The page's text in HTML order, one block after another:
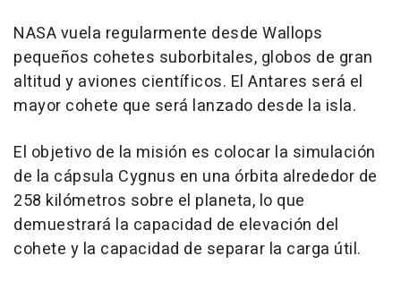
NASA vuela regularmente desde Wallops
pequeños cohetes suborbitales, globos de gran
altitud y aviones científicos. El Antares será el
mayor cohete que será lanzado desde la isla.
El objetivo de la misión es colocar la simulación
de la cápsula Cygnus en una órbita alrededor de
258 kilómetros sobre el planeta, lo que
demuestrará la capacidad de elevación del
cohete y la capacidad de separar la carga útil.